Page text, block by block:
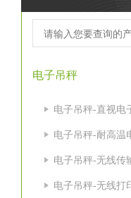
电子吊秤
电子吊秤-直视电
电子吊秤-耐高温
电子吊秤-无线传
电子吊秤-无线打